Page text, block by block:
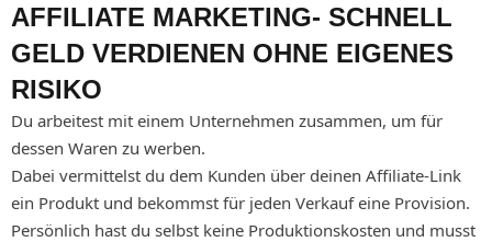
AFFILIATE MARKETING- SCHNELL
GELD VERDIENEN OHNE EIGENES
RISIKO
Du arbeitest mit einem Unternehmen zusammen, um für
dessen Waren zu werben.
Dabei vermittelst du dem Kunden über deinen Affiliate-Link
ein Produkt und bekommst für jeden Verkauf eine Provision.
Persönlich hast du selbst keine Produktionskosten und musst